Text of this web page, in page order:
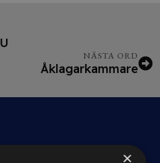
NÄSTA ORD
Åklagarkammare
×